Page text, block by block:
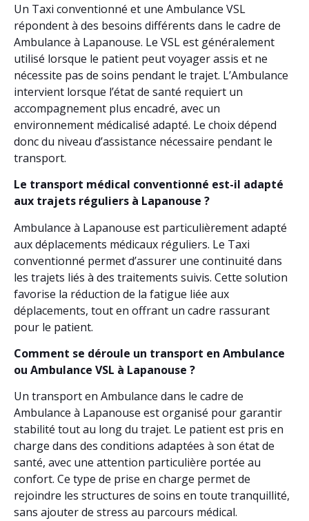
Un Taxi conventionné et une Ambulance VSL
répondent à des besoins différents dans le cadre de
Ambulance à Lapanouse. Le VSL est généralement
utilisé lorsque le patient peut voyager assis et ne
nécessite pas de soins pendant le trajet. L’Ambulance
intervient lorsque l’état de santé requiert un
accompagnement plus encadré, avec un
environnement médicalisé adapté. Le choix dépend
donc du niveau d’assistance nécessaire pendant le
transport.
Le transport médical conventionné est-il adapté
aux trajets réguliers à Lapanouse ?
Ambulance à Lapanouse est particulièrement adapté
aux déplacements médicaux réguliers. Le Taxi
conventionné permet d’assurer une continuité dans
les trajets liés à des traitements suivis. Cette solution
favorise la réduction de la fatigue liée aux
déplacements, tout en offrant un cadre rassurant
pour le patient.
Comment se déroule un transport en Ambulance
ou Ambulance VSL à Lapanouse ?
Un transport en Ambulance dans le cadre de
Ambulance à Lapanouse est organisé pour garantir
stabilité tout au long du trajet. Le patient est pris en
charge dans des conditions adaptées à son état de
santé, avec une attention particulière portée au
confort. Ce type de prise en charge permet de
rejoindre les structures de soins en toute tranquillité,
sans ajouter de stress au parcours médical.